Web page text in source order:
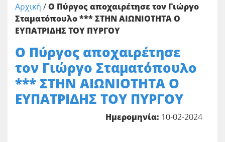
Αρχική /Ο Πύργος αποχαιρέτησε τον Γιώργο
Σταματόπουλο *** ΣΤΗΝ ΑΙΩΝΙΟΤΗΤΑ Ο
ΕΥΠΑΤΡΙΔΗΣ ΤΟΥ ΠΥΡΓΟΥ
Ο Πύργος αποχαιρέτησε
τον Γιώργο Σταματόπουλο
*** ΣΤΗΝ ΑΙΩΝΙΟΤΗΤΑ Ο
ΕΥΠΑΤΡΙΔΗΣ ΤΟΥ ΠΥΡΓΟΥ
Ημερομηνία: 10-02-2024